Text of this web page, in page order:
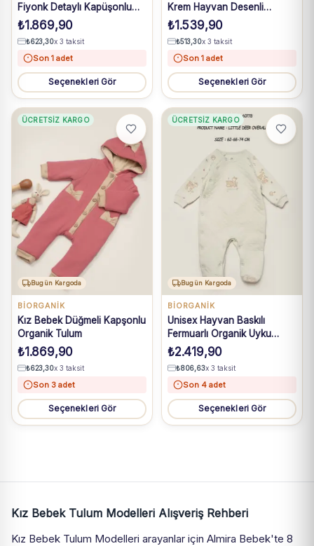
Fiyonk Detaylı Kapüşonlu
Organik Pamuklu Tulum 6-18
Ay
₺1.869,90
₺623,30x 3 taksit
Son 1 adet
Seçenekleri Gör
Krem Hayvan Desenli
Fermuarlı Organik Pamuklu
Uyku Tulumu 12 Ay-4 Yaş
₺1.539,90
₺513,30x 3 taksit
Son 1 adet
Seçenekleri Gör
ÜCRETSIZ KARGO
Bugün Kargoda
BIORGANIK
Kız Bebek Düğmeli Kapşonlu
Organik Tulum
₺1.869,90
₺623,30x 3 taksit
Son 3 adet
Seçenekleri Gör
ÜCRETSIZ KARGO
Bugün Kargoda
BIORGANIK
Unisex Hayvan Baskılı
Fermuarlı Organik Uyku
Tulumu
₺2.419,90
₺806,63x 3 taksit
Son 4 adet
Seçenekleri Gör
Kız Bebek Tulum Modelleri Alışveriş Rehberi
Kız Bebek Tulum Modelleri arayanlar için Almira Bebek'te 8